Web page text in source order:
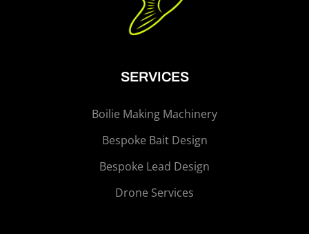
SERVICES
Boilie Making Machinery
Bespoke Bait Design
Bespoke Lead Design
Drone Services